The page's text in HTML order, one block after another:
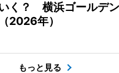
く？ 横浜ゴールデ
2026年）
もっと見る